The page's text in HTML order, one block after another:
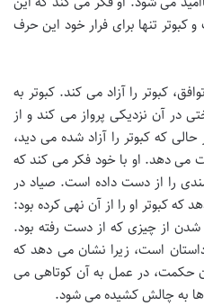
تنها برای فرار خود این حرف
کبوتر را آزاد می کند. کبوتر به
در آن نزدیکی پرواز می کند و از
که کبوتر را آزاد شده می دید،
دهد. او با خود فکر می کند که
را از دست داده است. صیاد در
که کبوتر او را از آن نهی کرده بود:
از چیزی که از دست رفته بود.
است، زیرا نشان می دهد که
حکمت، در عمل به آن کوتاهی می
به چالش کشیده می شود.